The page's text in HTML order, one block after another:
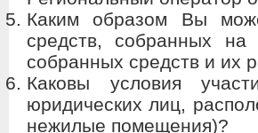
Каким образом Вы
средств, собранных
собранных средств и их
Каковы условия
юридических лиц,
нежилые помещения)?